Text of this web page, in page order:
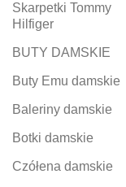
Skarpetki Tommy
Hilfiger
BUTY DAMSKIE
Buty Emu damskie
Baleriny damskie
Botki damskie
Czółena damskie